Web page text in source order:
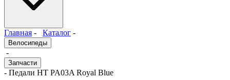
Главная - Каталог -
Велосипеды
-
Запчасти
- Педали HT PA03A Royal Blue